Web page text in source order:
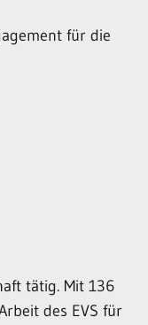
für die
tätig. Mit 136
des EVS für